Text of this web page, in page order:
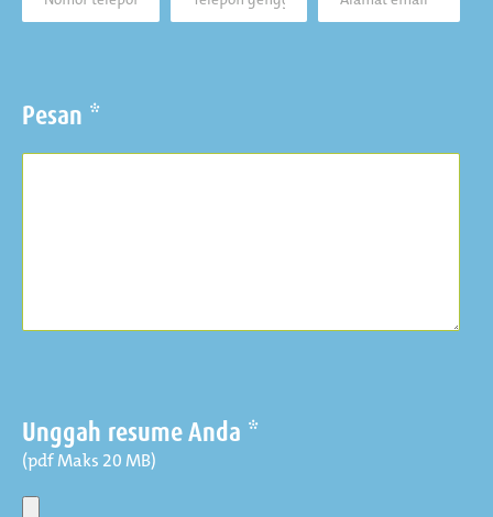
Pesan *
Unggah resume Anda *
(pdf Maks 20 MB)